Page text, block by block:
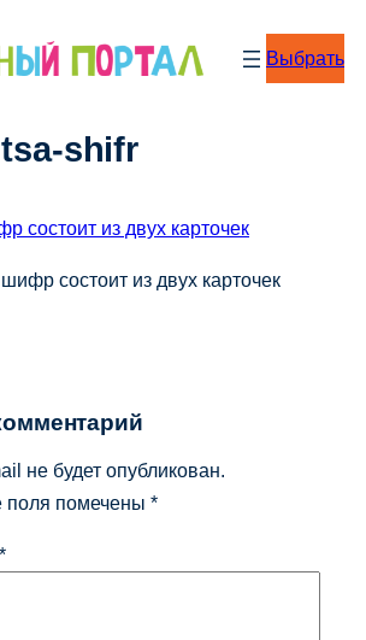
Выбрать
shifr
состоит из двух карточек
не будет опубликован.
поля помечены *
*